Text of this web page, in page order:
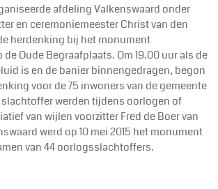
afdeling Valkenswaard onder
en ceremoniemeester Christ van den
herdenking bij het monument
Oude Begraafplaats. Om 19.00 uur als de
is en de banier binnengedragen, begon
voor de 75 inwoners van de gemeente
werden tijdens oorlogen of
van wijlen voorzitter Fred de Boer van
werd op 10 mei 2015 het monument
van 44 oorlogsslachtoffers.